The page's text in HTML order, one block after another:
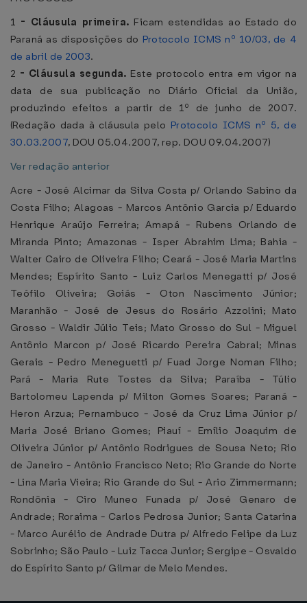
1 - Cláusula primeira. Ficam estendidas ao Estado do
Paraná as disposições do Protocolo ICMS nº 10/03, de 4
de abril de 2003.
2 - Cláusula segunda. Este protocolo entra em vigor na
data de sua publicação no Diário Oficial da União,
produzindo efeitos a partir de 1º de junho de 2007.
(Redação dada à cláusula pelo Protocolo ICMS nº 5, de
30.03.2007, DOU 05.04.2007, rep. DOU 09.04.2007)
Ver redação anterior
Acre - José Alcimar da Silva Costa p/ Orlando Sabino da
Costa Filho; Alagoas - Marcos Antônio Garcia p/ Eduardo
Henrique Araújo Ferreira; Amapá - Rubens Orlando de
Miranda Pinto; Amazonas - Isper Abrahim Lima; Bahia -
Walter Cairo de Oliveira Filho; Ceará - José Maria Martins
Mendes; Espírito Santo - Luiz Carlos Menegatti p/ José
Teófilo Oliveira; Goiás - Oton Nascimento Júnior;
Maranhão - José de Jesus do Rosário Azzolini; Mato
Grosso - Waldir Júlio Teis; Mato Grosso do Sul - Miguel
Antônio Marcon p/ José Ricardo Pereira Cabral; Minas
Gerais - Pedro Meneguetti p/ Fuad Jorge Noman Filho;
Pará - Maria Rute Tostes da Silva; Paraíba - Túlio
Bartolomeu Lapenda p/ Milton Gomes Soares; Paraná -
Heron Arzua; Pernambuco - José da Cruz Lima Júnior p/
Maria José Briano Gomes; Piauí - Emílio Joaquim de
Oliveira Júnior p/ Antônio Rodrigues de Sousa Neto; Rio
de Janeiro - Antônio Francisco Neto; Rio Grande do Norte
- Lina Maria Vieira; Rio Grande do Sul - Ario Zimmermann;
Rondônia - Ciro Muneo Funada p/ José Genaro de
Andrade; Roraima - Carlos Pedrosa Junior; Santa Catarina
- Marco Aurélio de Andrade Dutra p/ Alfredo Felipe da Luz
Sobrinho; São Paulo - Luiz Tacca Junior; Sergipe - Osvaldo
do Espírito Santo p/ Gilmar de Melo Mendes.